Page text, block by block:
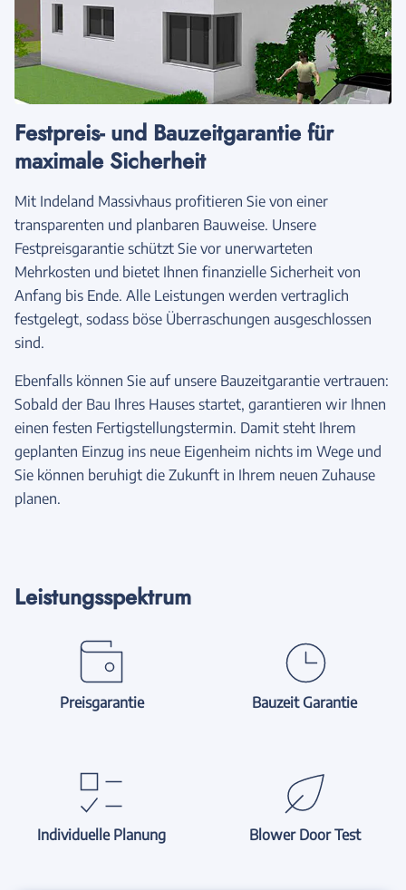
Festpreis- und Bauzeitgarantie für
maximale Sicherheit
Mit Indeland Massivhaus profitieren Sie von einer
transparenten und planbaren Bauweise. Unsere
Festpreisgarantie schützt Sie vor unerwarteten
Mehrkosten und bietet Ihnen finanzielle Sicherheit von
Anfang bis Ende. Alle Leistungen werden vertraglich
festgelegt, sodass böse Überraschungen ausgeschlossen
sind.
Ebenfalls können Sie auf unsere Bauzeitgarantie vertrauen:
Sobald der Bau Ihres Hauses startet, garantieren wir Ihnen
einen festen Fertigstellungstermin. Damit steht Ihrem
geplanten Einzug ins neue Eigenheim nichts im Wege und
Sie können beruhigt die Zukunft in Ihrem neuen Zuhause
planen.
Leistungsspektrum
Preisgarantie Bauzeit Garantie
Individuelle Planung Blower Door Test